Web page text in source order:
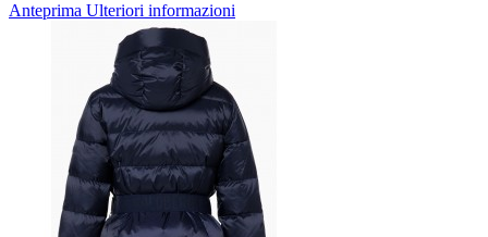
Anteprima Ulteriori informazioni